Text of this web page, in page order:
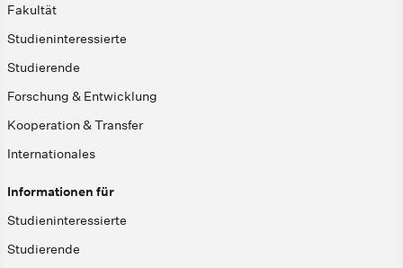
Fakultät
Studieninteressierte
Studierende
Forschung & Entwicklung
Kooperation & Transfer
Internationales
Informationen für
Studieninteressierte
Studierende